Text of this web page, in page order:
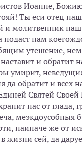
Иоанне,
Ты еси отец наш
и молитвенник
подаст нам
утешение,
и обратит
умирит,
да обратит и всех
Святей Своей
нас от глада,
меэкдоусобныя
наипаче же от
жизни сей, да